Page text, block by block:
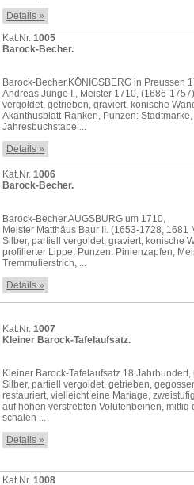
Details »
Kat.Nr. 1005
Barock-Becher.
Barock-Becher.KÖNIGSBERG in Preussen
Andreas Junge I., Meister 1710, (1686-
vergoldet, getrieben, graviert, konische
Akanthusblatt-Ranken, Punzen:
Jahresbuchstabe ...
Details »
Kat.Nr. 1006
Barock-Becher.
Barock-Becher.AUGSBURG um 1710,
Meister Matthäus Baur II. (1653-1728, 1681
Silber, partiell vergoldet, graviert, konische
profilierter Lippe, Punzen: Pinienzapfen,
Tremmulierstrich, ...
Details »
Kat.Nr. 1007
Kleiner Barock-Tafelaufsatz.
Kleiner Barock-Tafelaufsatz.18.Jahrhundert,
Silber, partiell vergoldet, getrieben,
restauriert, vielleicht eine Mariage,
auf hohen verstrebten Volutenbeinen, mittig
schalen ...
Details »
Kat.Nr. 1008